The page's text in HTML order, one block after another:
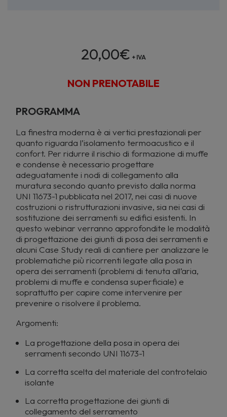
20,00€ + IVA
NON PRENOTABILE
PROGRAMMA
La finestra moderna è ai vertici prestazionali per
quanto riguarda l’isolamento termoacustico e il
confort. Per ridurre il rischio di formazione di muffe
e condense è necessario progettare
adeguatamente i nodi di collegamento alla
muratura secondo quanto previsto dalla norma
UNI 11673-1 pubblicata nel 2017, nei casi di nuove
costruzioni o ristrutturazioni invasive, sia nei casi di
sostituzione dei serramenti su edifici esistenti. In
questo webinar verranno approfondite le modalità
di progettazione dei giunti di posa dei serramenti e
alcuni Case Study reali di cantiere per analizzare le
problematiche più ricorrenti legate alla posa in
opera dei serramenti (problemi di tenuta all’aria,
problemi di muffe e condensa superficiale) e
soprattutto per capire come intervenire per
prevenire o risolvere il problema.
Argomenti:
La progettazione della posa in opera dei
serramenti secondo UNI 11673-1
La corretta scelta del materiale del controtelaio
isolante
La corretta progettazione dei giunti di
collegamento del serramento